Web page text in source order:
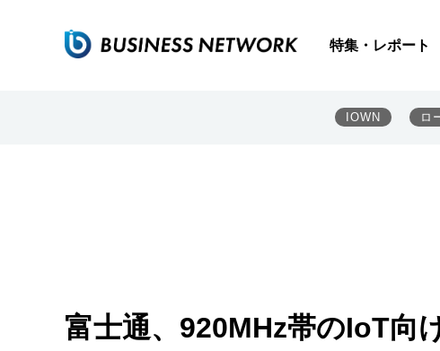
特集・レポート
IOWN ロ
富士通、920MHz帯のIoT